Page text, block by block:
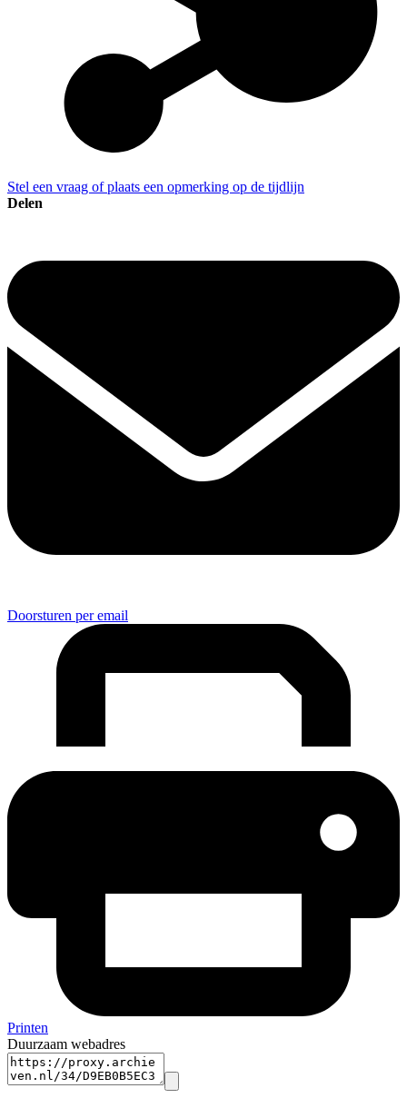
Stel een vraag of plaats een opmerking op de tijdlijn
Delen
Doorsturen per email
Printen
Duurzaam webadres